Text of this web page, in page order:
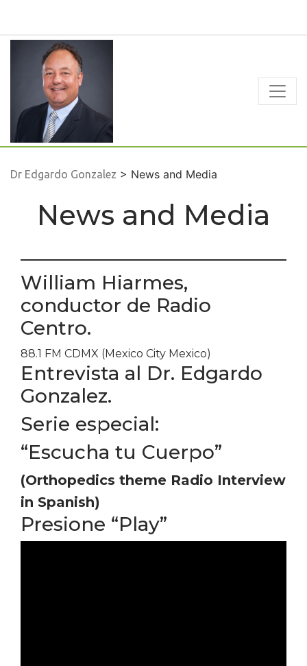
content
Dr Edgardo Gonzalez > News and Media
News and Media
William Hiarmes,
conductor de Radio
Centro.
88.1 FM CDMX (Mexico City Mexico)
Entrevista al Dr. Edgardo
Gonzalez.
Serie especial:
“Escucha tu Cuerpo”
(Orthopedics theme Radio Interview
in Spanish)
Presione “Play”